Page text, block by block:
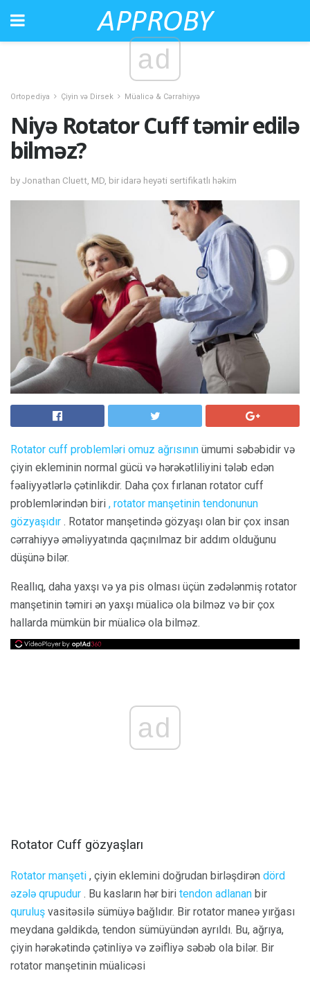
ad
Ortopediya Çiyin və Dirsek Müalicə & Cərrahiyyə
Niyə Rotator Cuff təmir edilə
bilməz?
by Jonathan Cluett, MD, bir idarə heyəti sertifikatlı həkim
Rotator cuff problemləri omuz ağrısının ümumi səbəbidir və
çiyin ekleminin normal gücü və hərəkətliliyini tələb edən
fəaliyyətlərlə çətinlikdir. Daha çox fırlanan rotator cuff
problemlərindən biri , rotator manşetinin tendonunun
gözyaşıdır . Rotator manşetində gözyaşı olan bir çox insan
cərrahiyyə əməliyyatında qaçınılmaz bir addım olduğunu
düşünə bilər.
Reallıq, daha yaxşı və ya pis olması üçün zədələnmiş rotator
manşetinin təmiri ən yaxşı müalicə ola bilməz və bir çox
hallarda mümkün bir müalicə ola bilməz.
ad
Rotator Cuff gözyaşları
Rotator manşeti , çiyin eklemini doğrudan birləşdirən dörd
əzələ qrupudur . Bu kasların hər biri tendon adlanan bir
quruluş vasitəsilə sümüyə bağlıdır. Bir rotator maneə yırğası
meydana gəldikdə, tendon sümüyündən ayrıldı. Bu, ağrıya,
çiyin hərəkətində çətinliyə və zəifliyə səbəb ola bilər. Bir
rotator manşetinin müalicəsi